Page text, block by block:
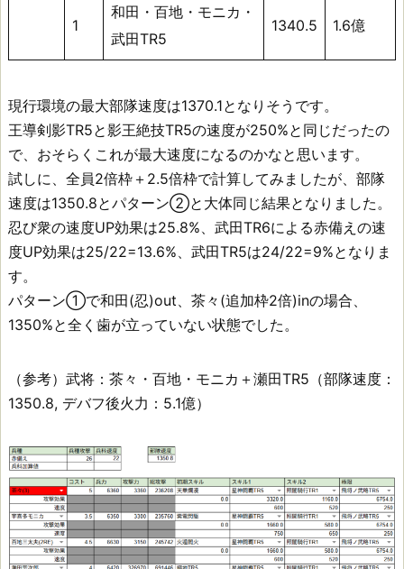
1
和田・百地・モニカ・
武田TR5
1340.5 1.6億
現行環境の最大部隊速度は1370.1となりそうです。
王導剣影TR5と影王絶技TR5の速度が250%と同じだったの
で、おそらくこれが最大速度になるのかなと思います。
試しに、全員2倍枠＋2.5倍枠で計算してみましたが、部隊
速度は1350.8とパターン②と大体同じ結果となりました。
忍び衆の速度UP効果は25.8%、武田TR6による赤備えの速
度UP効果は25/22=13.6%、武田TR5は24/22=9%となりま
す。
パターン①で和田(忍)out、茶々(追加枠2倍)inの場合、
1350%と全く歯が立っていない状態でした。
（参考）武将：茶々・百地・モニカ＋瀬田TR5（部隊速度：
1350.8, デバフ後火力：5.1億）